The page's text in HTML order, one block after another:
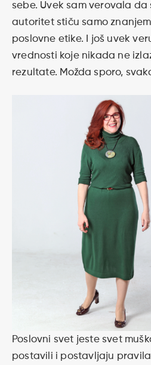
sebe. Uvek sam verovala da
autoritet stiču samo
poslovne etike. I još uvek
vrednosti koje nikada ne
rezultate. Možda sporo,
Poslovni svet jeste svet
postavili i postavljaju pravila